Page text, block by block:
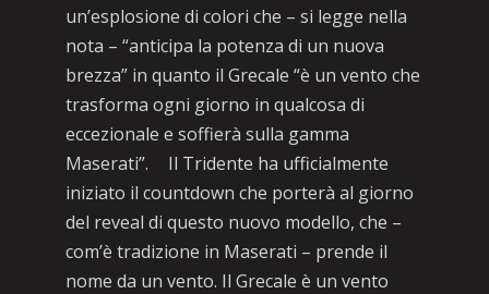
un’esplosione di colori che – si legge nella
nota – “anticipa la potenza di un nuova
brezza” in quanto il Grecale “è un vento che
trasforma ogni giorno in qualcosa di
eccezionale e soffierà sulla gamma
Maserati”. Il Tridente ha ufficialmente
iniziato il countdown che porterà al giorno
del reveal di questo nuovo modello, che –
com’è tradizione in Maserati – prende il
nome da un vento. Il Grecale è un vento